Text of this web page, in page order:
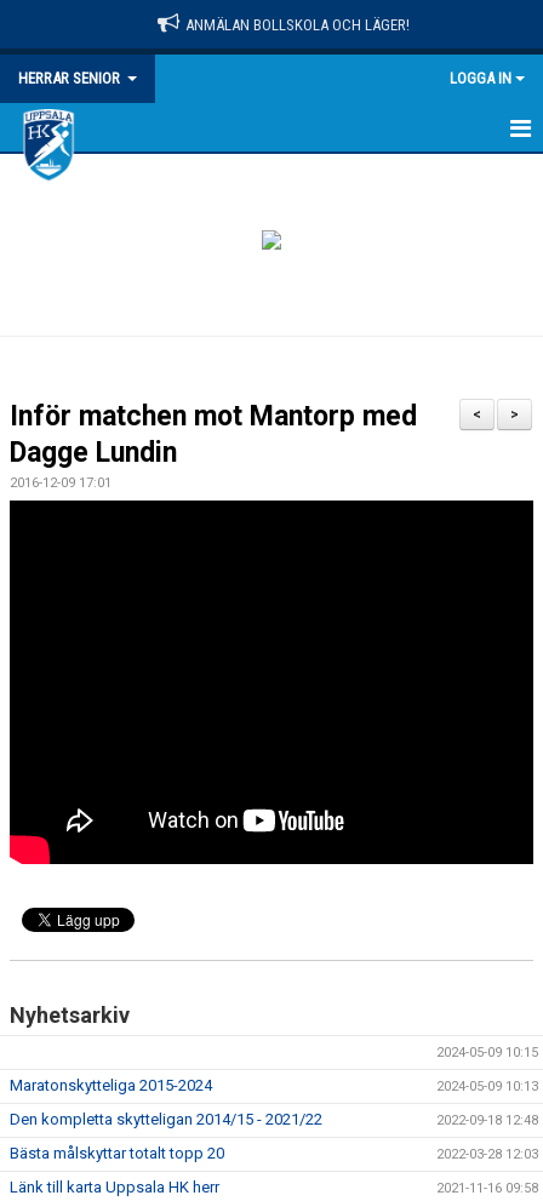
ANMÄLAN BOLLSKOLA OCH LÄGER!
HERRAR SENIOR LOGGA IN
HEM
BILDGALLERI
DOKUMENT
>
<
Inför matchen mot Mantorp med
Dagge Lundin
2016-12-09 17:01
Nyhetsarkiv
2024-05-09 10:15
Maratonskytteliga 2015-2024 2024-05-09 10:13
Den kompletta skytteligan 2014/15 - 2021/22 2022-09-18 12:48
Bästa målskyttar totalt topp 20 2022-03-28 12:03
Länk till karta Uppsala HK herr 2021-11-16 09:58